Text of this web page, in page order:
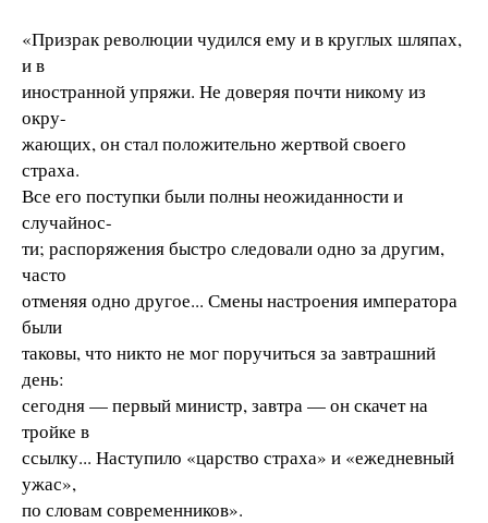
«Призрак революции чудился ему и в круглых шляпах,
и в
иностранной упряжи. Не доверяя почти никому из
окру-
жающих, он стал положительно жертвой своего
страха.
Все его поступки были полны неожиданности и
случайнос-
ти; распоряжения быстро следовали одно за другим,
часто
отменяя одно другое... Смены настроения императора
были
таковы, что никто не мог поручиться за завтрашний
день:
сегодня — первый министр, завтра — он скачет на
тройке в
ссылку... Наступило «царство страха» и «ежедневный
ужас»,
по словам современников».